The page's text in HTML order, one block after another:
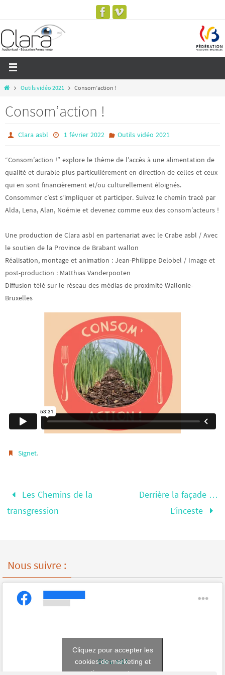
Outils vidéo 2021 Consom’action !
Consom’action !
Clara asbl 1 février 2022 Outils vidéo 2021
“Consom’action !” explore le thème de l’accès à une alimentation de
qualité et durable plus particulièrement en direction de celles et ceux
qui en sont financièrement et/ou culturellement éloignés.
Consommer c’est s’impliquer et participer. Suivez le chemin tracé par
Alda, Lena, Alan, Noémie et devenez comme eux des consom’acteurs !
Une production de Clara asbl en partenariat avec le Crabe asbl / Avec
le soutien de la Province de Brabant wallon
Réalisation, montage et animation : Jean-Philippe Delobel / Image et
post-production : Matthias Vanderpooten
Diffusion télé sur le réseau des médias de proximité Wallonie-
Bruxelles
Signet.
Les Chemins de la
transgression
Derrière la façade …
L’inceste
Nous suivre :
Clara asbl
Cliquez pour accepter les
cookies de marketing et
activer ce contenu